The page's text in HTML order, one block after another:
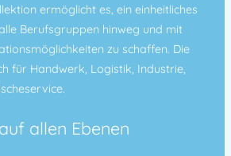
ermöglicht es, ein einheitliches
Berufsgruppen hinweg und mit
zu schaffen. Die
für Handwerk, Logistik, Industrie,
allen Ebenen